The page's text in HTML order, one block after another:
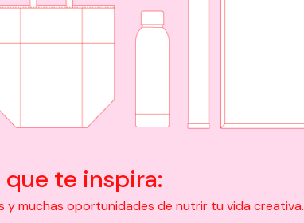
te inspira:
muchas oportunidades de nutrir tu vida creativa.